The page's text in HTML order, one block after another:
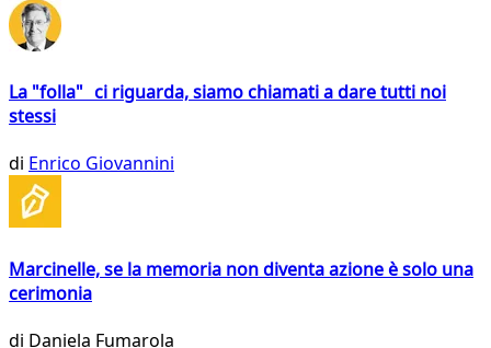
La "folla" ci riguarda, siamo chiamati a dare tutti noi
stessi
di Enrico Giovannini
Marcinelle, se la memoria non diventa azione è solo una
cerimonia
di Daniela Fumarola